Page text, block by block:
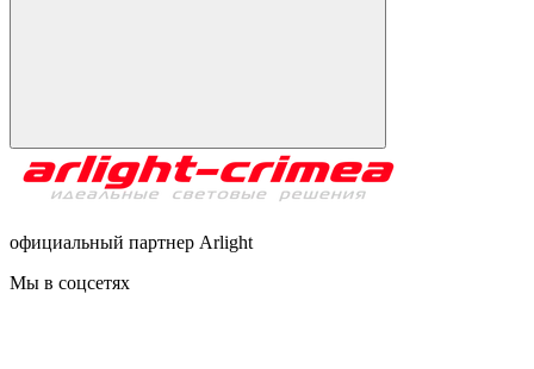
официальный партнер Arlight
Мы в соцсетях